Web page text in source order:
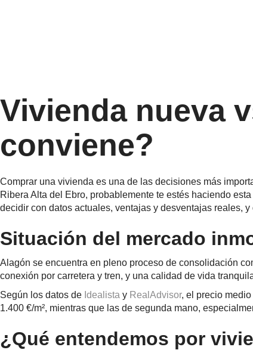
Vivienda nueva
conviene?
Comprar una vivienda es una de las decisiones más
Ribera Alta del Ebro, probablemente te estés haciendo
decidir con datos actuales, ventajas y desventajas reales,
Situación del mercado
Alagón se encuentra en pleno proceso de consolidación
conexión por carretera y tren, y una calidad de vida
Según los datos de Idealista y RealAdvisor, el precio
1.400 €/m², mientras que las de segunda mano,
¿Qué entendemos por